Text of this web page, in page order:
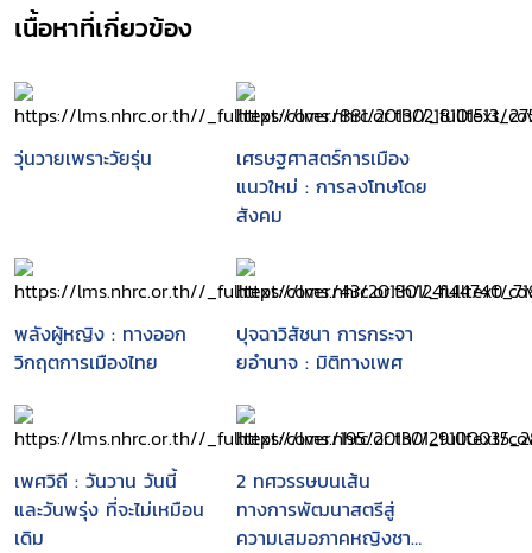
เนื้อหาที่เกี่ยวข้อง
วุ่นวายเพราะวัยรุ่น
เศรษฐศาสตร์การเมือง
แนวใหม่ : การลงโทษโดย
สังคม
พลังผู้หญิง : ทางออก
วิกฤตการเมืองไทย
ปุจฉาวิสัชนา การกระจา
ยอำนาจ : มิติทางเพศ
เพศวิถี : วันวาน วันนี้
และวันพรุ่ง ที่จะไม่เหมือน
เดิม
2 ทศวรรษบนเส้น
ทางการพัฒนาสตรีสู่
ความเสมอภาคหญิงชาย